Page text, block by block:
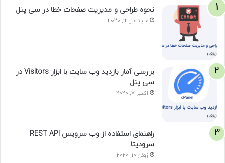
نحوه طراحی و مدیریت صفحات خطا در سی پنل
سپتامبر 12, 2020
بررسی آمار بازدید وب سایت با ابزار Visitors در
سی پنل
اکتبر 7, 2020
راهنمای استفاده از وب سرویس REST API
سرودیتا
ژوئن 10, 2020